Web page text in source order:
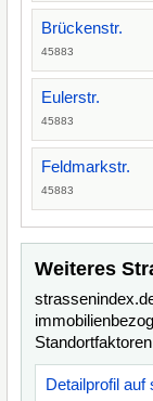
Brückenstr.
45883
Eulerstr.
45883
Feldmarkstr.
45883
Weiteres
Detailprofil auf